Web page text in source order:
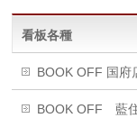
看板各種
BOOK OFF 国
BOOK OFF 藍